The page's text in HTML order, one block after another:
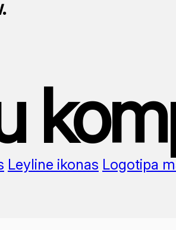
Leyline ikonas Logotipa